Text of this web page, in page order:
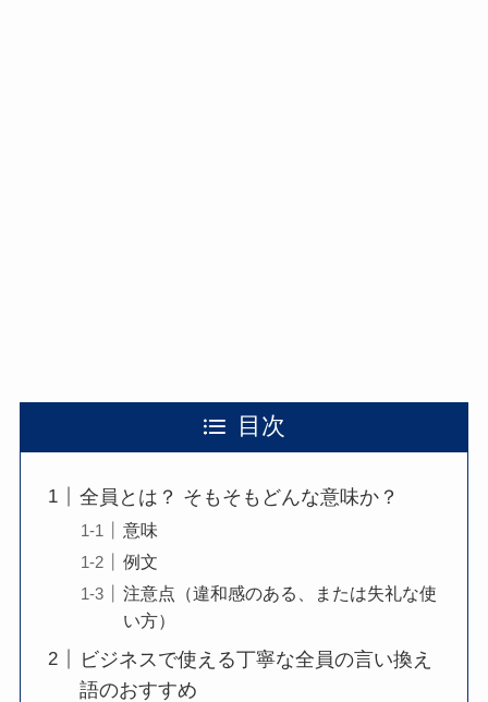
目次
全員とは？ そもそもどんな意味か？
意味
例文
注意点（違和感のある、または失礼な使
い方）
ビジネスで使える丁寧な全員の言い換え
語のおすすめ